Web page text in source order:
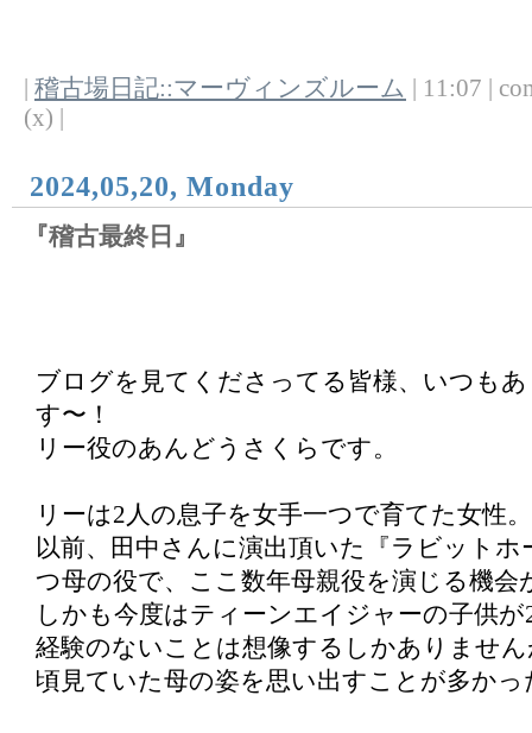
稽古場日記::マーヴィンズルーム
| 11:07 |
(x) |
2024,05,20, Monday
『稽古最終日』
ブログを見てくださってる皆様、いつも
す〜！
リー役のあんどうさくらです。
リーは2人の息子を女手一つで育てた女性。
以前、田中さんに演出頂いた『ラビットホ
つ母の役で、ここ数年母親役を演じる機会
しかも今度はティーンエイジャーの子供
経験のないことは想像するしかありませ
頃見ていた母の姿を思い出すことが多かっ